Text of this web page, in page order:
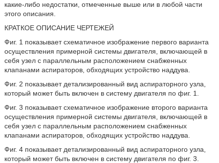
какие-либо недостатки, отмеченные выше или в любой части
этого описания.
КРАТКОЕ ОПИСАНИЕ ЧЕРТЕЖЕЙ
Фиг. 1 показывает схематичное изображение первого варианта
осуществления примерной системы двигателя, включающей в
себя узел с параллельным расположением снабженных
клапанами аспираторов, обходящих устройство наддува.
Фиг. 2 показывает детализированный вид аспираторного узла,
который может быть включен в систему двигателя по фиг. 1.
Фиг. 3 показывает схематичное изображение второго варианта
осуществления примерной системы двигателя, включающей в
себя узел с параллельным расположением снабженных
клапанами аспираторов, обходящих устройство наддува.
Фиг. 4 показывает детализированный вид аспираторного узла,
который может быть включен в систему двигателя по фиг. 3.